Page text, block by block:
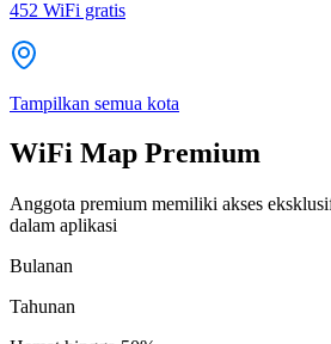
452 WiFi gratis
Tampilkan semua kota
WiFi Map Premium
Anggota premium memiliki akses
dalam aplikasi
Bulanan
Tahunan